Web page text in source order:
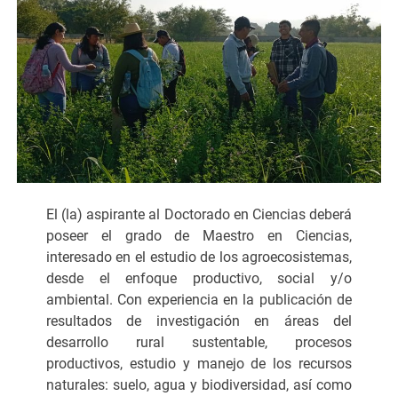
El (la) aspirante al Doctorado en Ciencias deberá
poseer el grado de Maestro en Ciencias,
interesado en el estudio de los agroecosistemas,
desde el enfoque productivo, social y/o
ambiental. Con experiencia en la publicación de
resultados de investigación en áreas del
desarrollo rural sustentable, procesos
productivos, estudio y manejo de los recursos
naturales: suelo, agua y biodiversidad, así como